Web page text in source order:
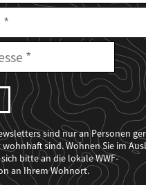
sind nur an Personen
wohnhaft sind. Wohnen Sie im
bitte an die lokale WWF-
an Ihrem Wohnort.